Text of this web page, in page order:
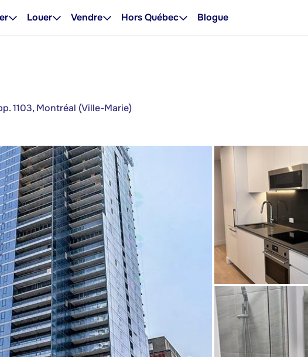
Louer Vendre Hors Québec Blogue
1103, Montréal (Ville-Marie)